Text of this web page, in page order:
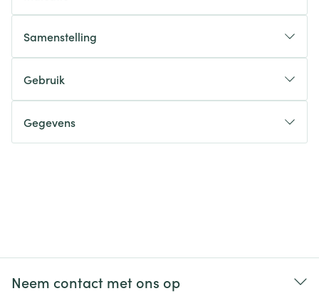
Samenstelling
Gebruik
Gegevens
Neem contact met ons op